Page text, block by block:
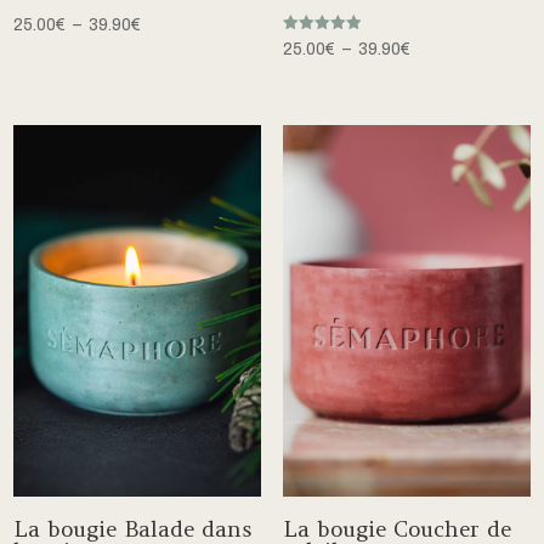
25.00€ – 39.90€
Note
5.00
25.00€ – 39.90€Plage
25.00€
La bougie Balade dans La bougie Coucher de